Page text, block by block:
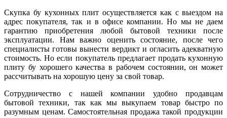
Скупка бу кухонных плит осуществляется как с выездом на
адрес покупателя, так и в офисе компании. Но мы не даем
гарантию приобретения любой бытовой техники после
эксплуатации. Нам важно оценить состояние, после чего
специалисты готовы вынести вердикт и огласить адекватную
стоимость. Но если покупатель предлагает продать кухонную
плиту бу хорошего качества в рабочем состоянии, он может
рассчитывать на хорошую цену за свой товар.
Сотрудничество с нашей компании удобно продавцам
бытовой техники, так как мы выкупаем товар быстро по
разумным ценам. Самостоятельная продажа такой продукции